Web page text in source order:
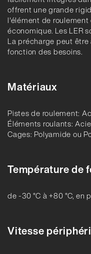
offrent une grande
l'élément de
économique. Les LER
La précharge peut
fonction des besoins.
Matériaux
Pistes de roulement:
Éléments roulants:
Cages: Polyamide ou
Température de
de -30 °C à +80 °C, en
Vitesse